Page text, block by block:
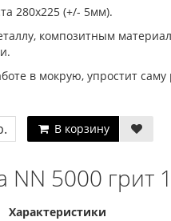
280х225 (+/- 5мм).
композитным
в мокрую, упростит саму
В корзину
5000 грит
Характеристики